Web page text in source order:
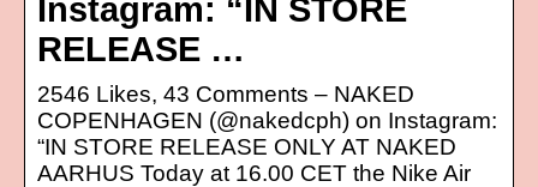
Instagram: “IN STORE
RELEASE …
2546 Likes, 43 Comments – NAKED
COPENHAGEN (@nakedcph) on Instagram:
“IN STORE RELEASE ONLY AT NAKED
AARHUS Today at 16.00 CET the Nike Air